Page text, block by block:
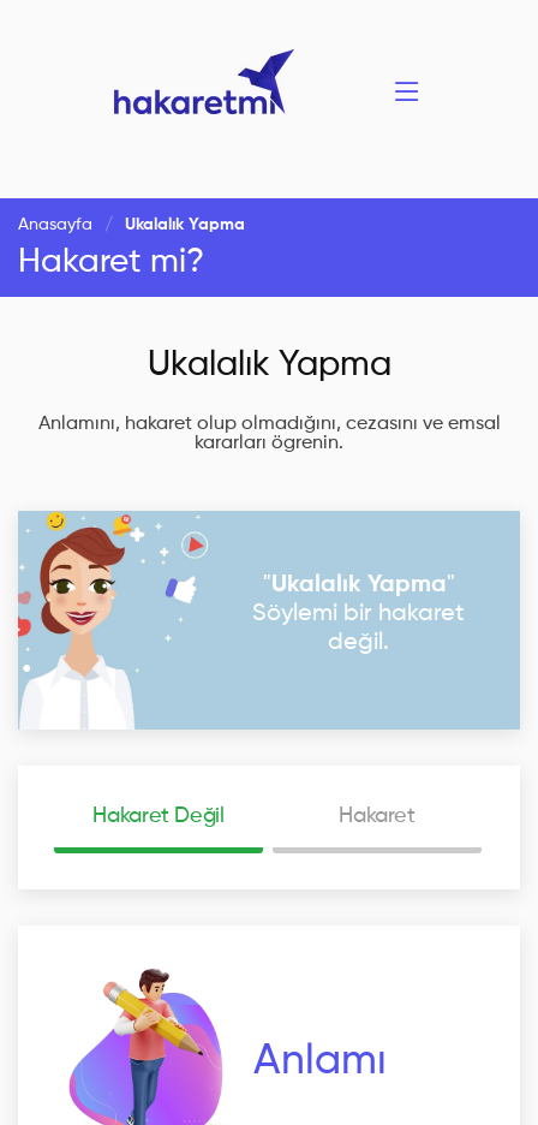
Anasayfa Ukalalık Yapma
Hakaret mi?
Ukalalık Yapma
Anlamını, hakaret olup olmadığını, cezasını ve emsal
kararları ögrenin.
"Ukalalık Yapma"
Söylemi bir hakaret
değil.
Hakaret Değil Hakaret
Anlamı